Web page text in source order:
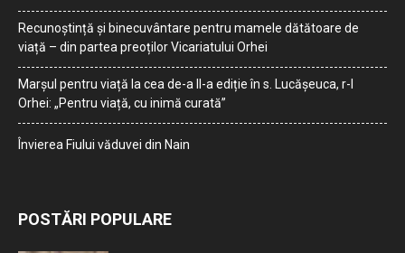
Recunoștință și binecuvântare pentru mamele dătătoare de
viață – din partea preoților Vicariatului Orhei
Marșul pentru viață la cea de-a II-a ediție în s. Lucășeuca, r-l
Orhei: „Pentru viață, cu inimă curată”
Învierea Fiului văduvei din Nain
POSTĂRI POPULARE